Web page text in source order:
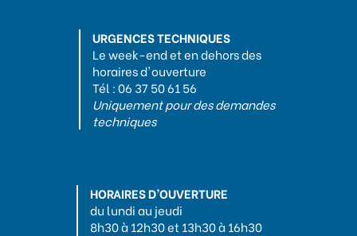
URGENCES TECHNIQUES
Le week-end et en dehors des
horaires d'ouverture
Tél : 06 37 50 61 56
Uniquement pour des demandes
techniques
HORAIRES D’OUVERTURE
du lundi au jeudi
8h30 à 12h30 et 13h30 à 16h30